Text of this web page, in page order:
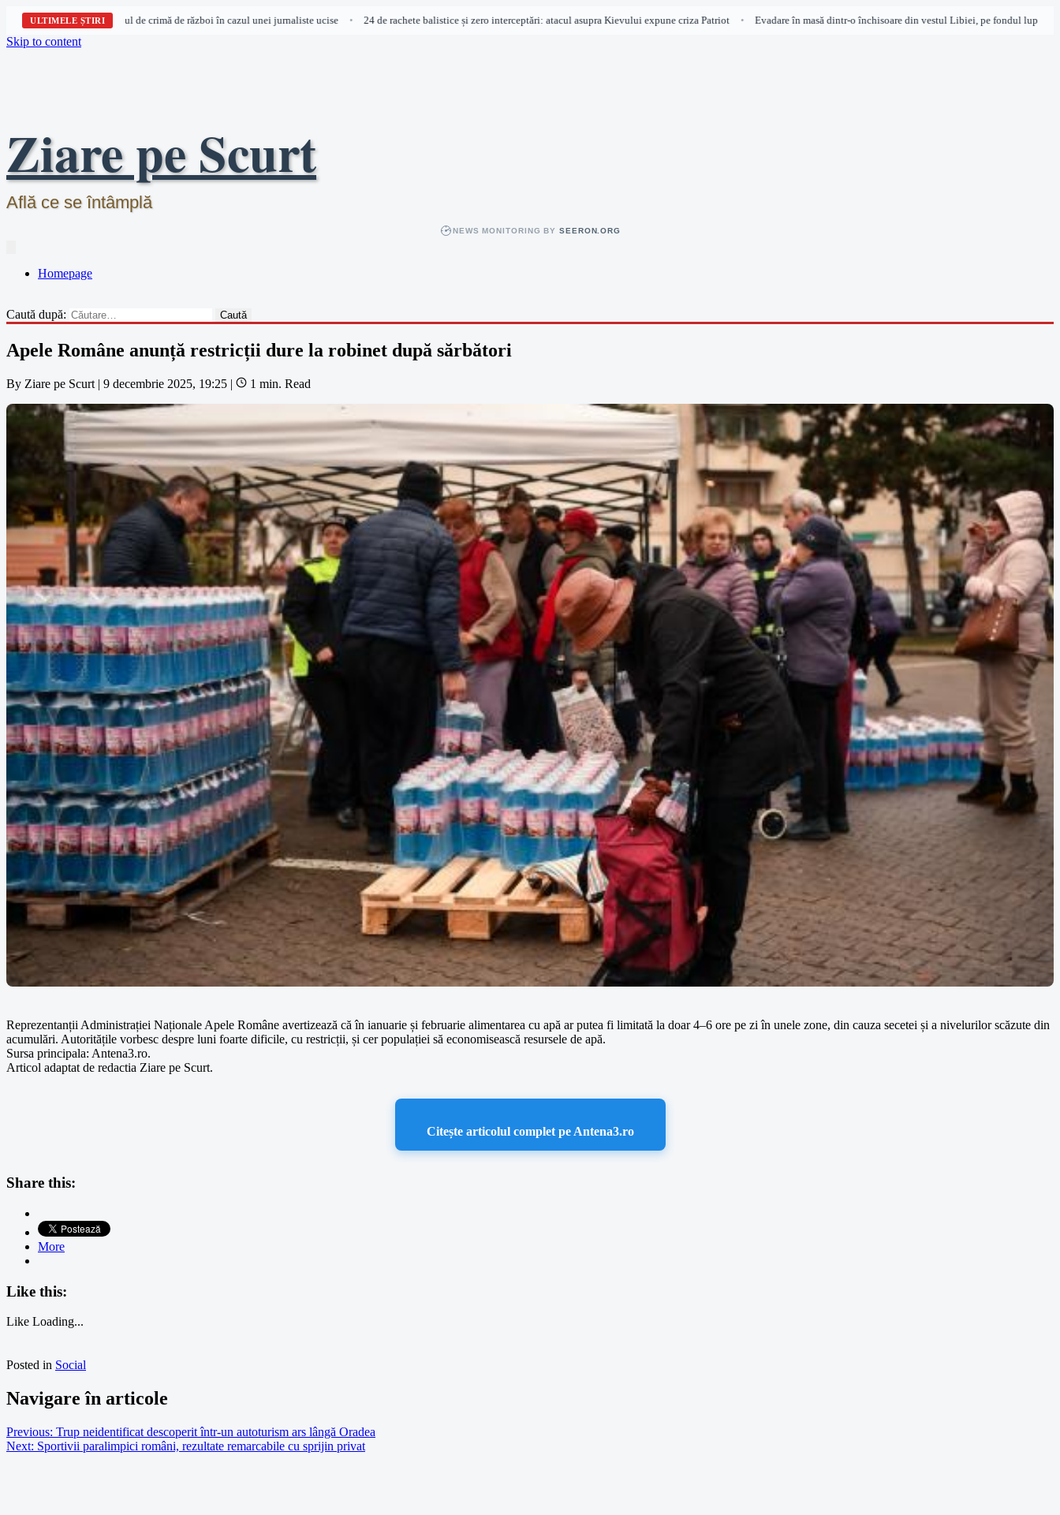
ULTIMELE ȘTIRI
omului acuză Israelul de crimă de război în cazul unei jurnaliste ucise • 24 de rachete balistice și zero interceptări: atacul asupra Kievului expune criza Patriot • Evadare în masă dintr-o închisoare din vestul Libiei, pe fondul luptelor
Skip to content
Ziare pe Scurt
Află ce se întâmplă
NEWS MONITORING BYSEERON.ORG
Homepage
Caută după:
Apele Române anunță restricții dure la robinet după sărbători
By Ziare pe Scurt | 9 decembrie 2025, 19:25 | 1 min. Read
Reprezentanții Administrației Naționale Apele Române avertizează că în ianuarie și februarie alimentarea cu apă ar putea fi limitată la doar 4–6 ore pe zi în unele zone, din cauza secetei și a nivelurilor scăzute din
acumulări. Autoritățile vorbesc despre luni foarte dificile, cu restricții, și cer populației să economisească resursele de apă.
Sursa principala: Antena3.ro.
Articol adaptat de redactia Ziare pe Scurt.
Citește articolul complet pe Antena3.ro
Share this:
More
Like this:
Like Loading...
Posted in Social
Navigare în articole
Previous: Trup neidentificat descoperit într-un autoturism ars lângă Oradea
Next: Sportivii paralimpici români, rezultate remarcabile cu sprijin privat